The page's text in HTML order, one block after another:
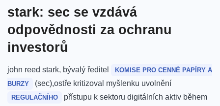
stark: sec se vzdává
odpovědnosti za ochranu⁤
investorů
john reed stark,‌ bývalý ředitel
KOMISE PRO CENNÉ PAPÍRY A
BURZY
(sec),ostře kritizoval myšlenku uvolnění
REGULAČNÍHO
přístupu k sektoru digitálních aktiv během